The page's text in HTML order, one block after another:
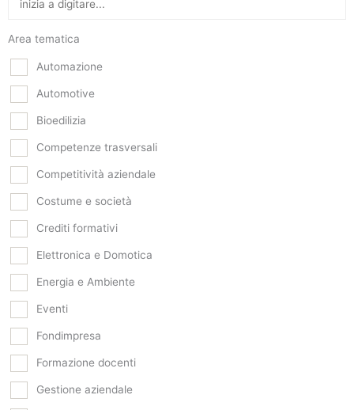
Area tematica
Automazione
Automotive
Bioedilizia
Competenze trasversali
Competitività aziendale
Costume e società
Crediti formativi
Elettronica e Domotica
Energia e Ambiente
Eventi
Fondimpresa
Formazione docenti
Gestione aziendale